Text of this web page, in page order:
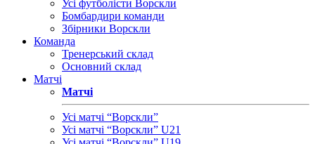
Усі футболісти Ворскли
Бомбардири команди
Збірники Ворскли
Команда
Тренерський склад
Основний склад
Матчі
Матчі
Усі матчі “Ворскли”
Усі матчі “Ворскли” U21